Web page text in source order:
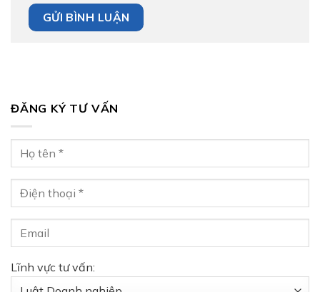
ĐĂNG KÝ TƯ VẤN
Lĩnh vực tư vấn: